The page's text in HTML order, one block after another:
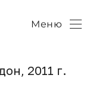
Меню
2011 г.